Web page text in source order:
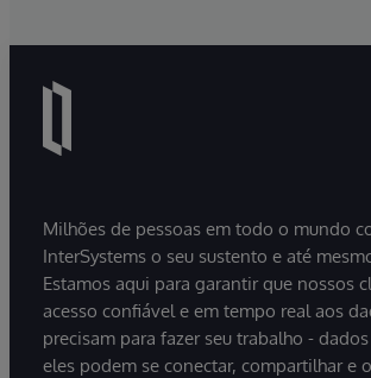
Milhões de pessoas em todo o mundo
InterSystems o seu sustento e até
Estamos aqui para garantir que nossos
acesso confiável e em tempo real aos
precisam para fazer seu trabalho -
eles podem se conectar, compartilhar e